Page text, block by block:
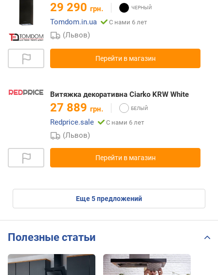
29 290 грн.
Tomdom.in.ua
С нами 6 лет
(Львов)
Перейти в магазин
Витяжка декоративна Ciarko KRW White
27 889 грн.
Redprice.sale
С нами 6 лет
(Львов)
Перейти в магазин
eще5предложений
Полезные статьи